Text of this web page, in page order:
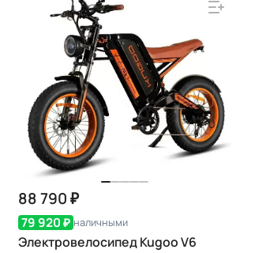
88 790 ₽
79 920 ₽ наличными
Электровелосипед Kugoo V6